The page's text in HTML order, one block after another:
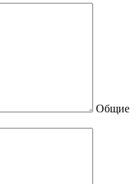
Общие